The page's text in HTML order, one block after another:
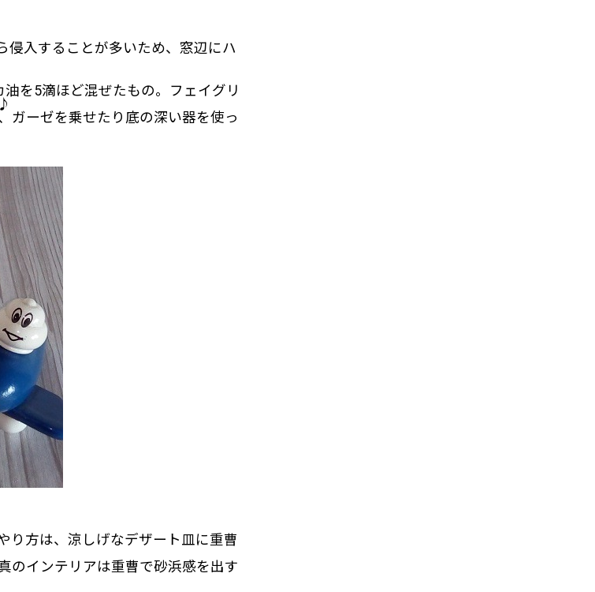
侵入することが多いため、窓辺にハ
を5滴ほど混ぜたもの。フェイグリ
ガーゼを乗せたり底の深い器を使っ
り方は、涼しげなデザート皿に重曹
のインテリアは重曹で砂浜感を出す